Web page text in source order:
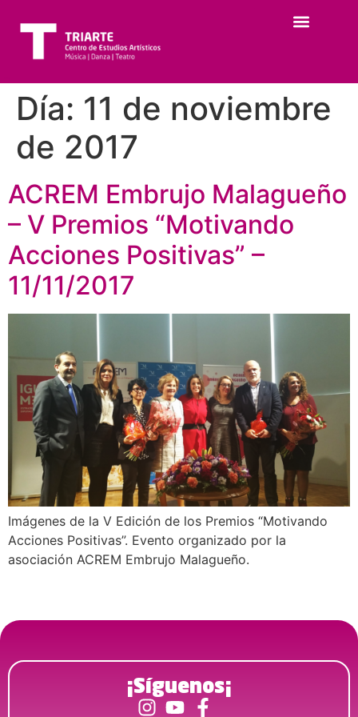
Día: 11 de noviembre
de 2017
ACREM Embrujo Malagueño
– V Premios “Motivando
Acciones Positivas” –
11/11/2017
Imágenes de la V Edición de los Premios “Motivando
Acciones Positivas”. Evento organizado por la
asociación ACREM Embrujo Malagueño.
¡Síguenos¡